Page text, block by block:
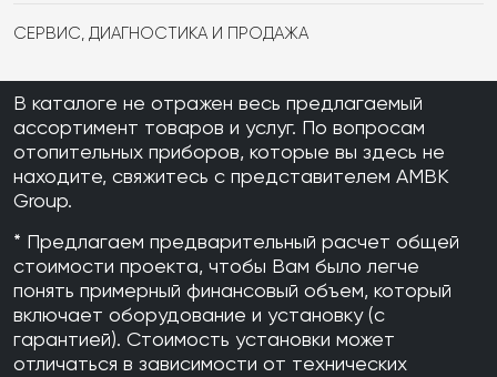
СЕРВИС, ДИАГНОСТИКА И ПРОДАЖА
В каталоге не отражен весь предлагаемый
ассортимент товаров и услуг. По вопросам
отопительных приборов, которые вы здесь не
находите, свяжитесь с представителем AMBK
Group.
* Предлагаем предварительный расчет общей
стоимости проекта, чтобы Вам было легче
понять примерный финансовый объем, который
включает оборудование и установку (с
гарантией). Стоимость установки может
отличаться в зависимости от технических